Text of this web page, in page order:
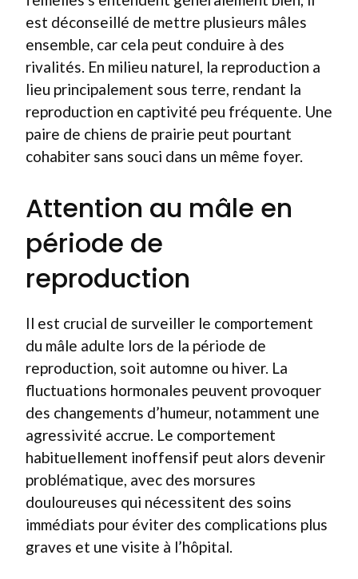
est déconseillé de mettre plusieurs mâles
ensemble, car cela peut conduire à des
rivalités. En milieu naturel, la reproduction a
lieu principalement sous terre, rendant la
reproduction en captivité peu fréquente. Une
paire de chiens de prairie peut pourtant
cohabiter sans souci dans un même foyer.
Attention au mâle en
période de
reproduction
Il est crucial de surveiller le comportement
du mâle adulte lors de la période de
reproduction, soit automne ou hiver. La
fluctuations hormonales peuvent provoquer
des changements d’humeur, notamment une
agressivité accrue. Le comportement
habituellement inoffensif peut alors devenir
problématique, avec des morsures
douloureuses qui nécessitent des soins
immédiats pour éviter des complications plus
graves et une visite à l’hôpital.